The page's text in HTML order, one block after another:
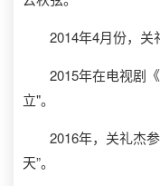
2014年4月份，关礼
2015年在电视剧《
立"。
2016年，关礼杰参
天”。